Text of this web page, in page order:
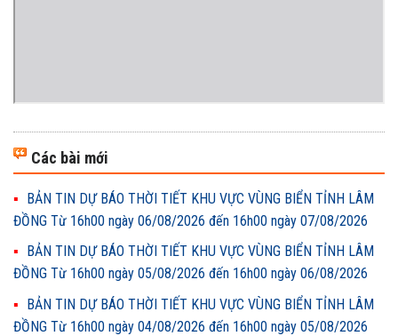
Các bài mới
BẢN TIN DỰ BÁO THỜI TIẾT KHU VỰC VÙNG BIỂN TỈNH LÂM
ĐỒNG Từ 16h00 ngày 06/08/2026 đến 16h00 ngày 07/08/2026
BẢN TIN DỰ BÁO THỜI TIẾT KHU VỰC VÙNG BIỂN TỈNH LÂM
ĐỒNG Từ 16h00 ngày 05/08/2026 đến 16h00 ngày 06/08/2026
BẢN TIN DỰ BÁO THỜI TIẾT KHU VỰC VÙNG BIỂN TỈNH LÂM
ĐỒNG Từ 16h00 ngày 04/08/2026 đến 16h00 ngày 05/08/2026